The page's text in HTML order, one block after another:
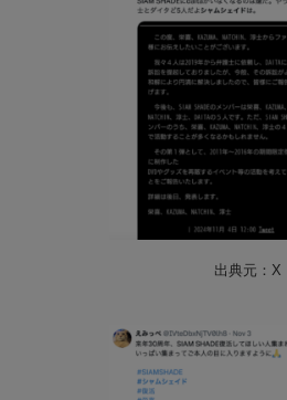
出典元：X